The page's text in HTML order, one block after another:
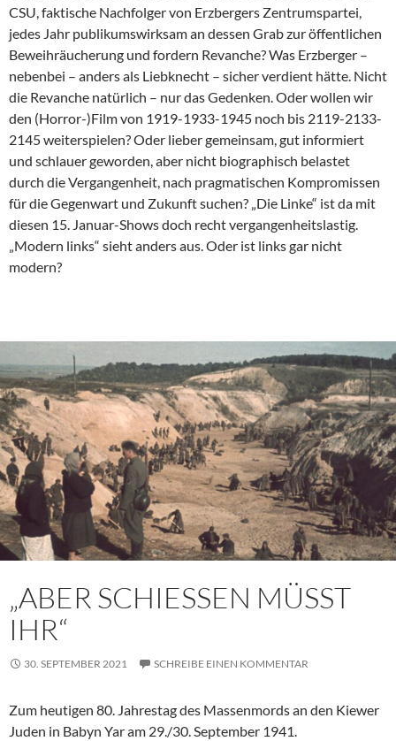
CSU, faktische Nachfolger von Erzbergers Zentrumspartei,
jedes Jahr publikumswirksam an dessen Grab zur öffentlichen
Beweihräucherung und fordern Revanche? Was Erzberger –
nebenbei – anders als Liebknecht – sicher verdient hätte. Nicht
die Revanche natürlich – nur das Gedenken. Oder wollen wir
den (Horror-)Film von 1919-1933-1945 noch bis 2119-2133-
2145 weiterspielen? Oder lieber gemeinsam, gut informiert
und schlauer geworden, aber nicht biographisch belastet
durch die Vergangenheit, nach pragmatischen Kompromissen
für die Gegenwart und Zukunft suchen? „Die Linke“ ist da mit
diesen 15. Januar-Shows doch recht vergangenheitslastig.
„Modern links“ sieht anders aus. Oder ist links gar nicht
modern?
„ABER SCHIESSEN MÜSST
IHR“
30. SEPTEMBER 2021 SCHREIBE EINEN KOMMENTAR
Zum heutigen 80. Jahrestag des Massenmords an den Kiewer
Juden in Babyn Yar am 29./30. September 1941.